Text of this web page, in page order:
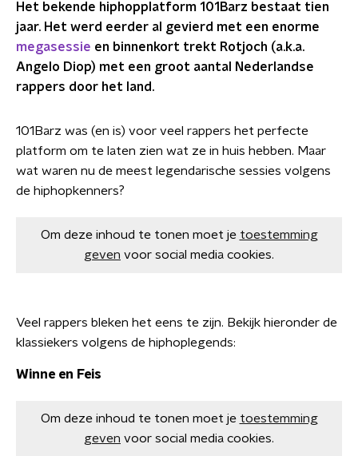
Het bekende hiphopplatform 101Barz bestaat tien
jaar. Het werd eerder al gevierd met een enorme
megasessie en binnenkort trekt Rotjoch (a.k.a.
Angelo Diop) met een groot aantal Nederlandse
rappers door het land.
101Barz was (en is) voor veel rappers het perfecte
platform om te laten zien wat ze in huis hebben. Maar
wat waren nu de meest legendarische sessies volgens
de hiphopkenners?
Om deze inhoud te tonen moet je toestemming
geven voor social media cookies.
Veel rappers bleken het eens te zijn. Bekijk hieronder de
klassiekers volgens de hiphoplegends:
Winne en Feis
Om deze inhoud te tonen moet je toestemming
geven voor social media cookies.